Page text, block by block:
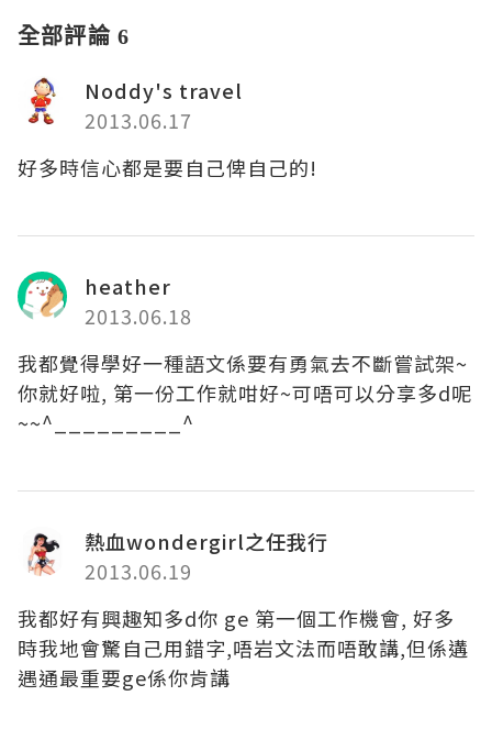
全部評論 6
Noddy's travel
2013.06.17
好多時信心都是要自己俾自己的!
heather
2013.06.18
我都覺得學好一種語文係要有勇氣去不斷嘗試架~
你就好啦, 第一份工作就咁好~可唔可以分享多d呢
~~^_________^
熱血wondergirl之任我行
2013.06.19
我都好有興趣知多d你 ge 第一個工作機會, 好多
時我地會驚自己用錯字,唔岩文法而唔敢講,但係遘
遇通最重要ge係你肯講